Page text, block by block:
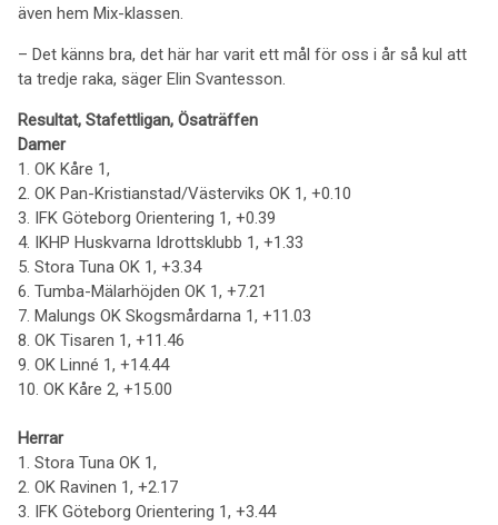
även hem Mix-klassen.
– Det känns bra, det här har varit ett mål för oss i år så kul att
ta tredje raka, säger Elin Svantesson.
Resultat, Stafettligan, Ösaträffen
Damer
1. OK Kåre 1,
2. OK Pan-Kristianstad/Västerviks OK 1, +0.10
3. IFK Göteborg Orientering 1, +0.39
4. IKHP Huskvarna Idrottsklubb 1, +1.33
5. Stora Tuna OK 1, +3.34
6. Tumba-Mälarhöjden OK 1, +7.21
7. Malungs OK Skogsmårdarna 1, +11.03
8. OK Tisaren 1, +11.46
9. OK Linné 1, +14.44
10. OK Kåre 2, +15.00
Herrar
1. Stora Tuna OK 1,
2. OK Ravinen 1, +2.17
3. IFK Göteborg Orientering 1, +3.44